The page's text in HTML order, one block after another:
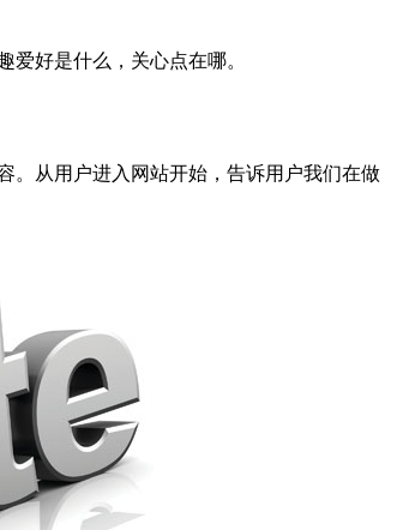
好是什么，关心点在哪。
从用户进入网站开始，告诉用户我们在做